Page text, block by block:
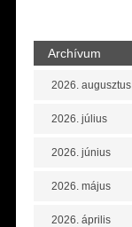
Archívum
2026. augusztus
2026. július
2026. június
2026. május
2026. április